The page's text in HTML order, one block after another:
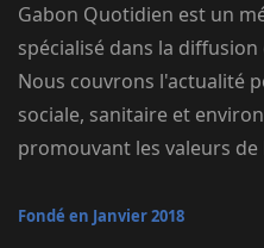
Gabon Quotidien est un
spécialisé dans la
Nous couvrons l'actualité
sociale, sanitaire et
promouvant les valeurs
Fondé en Janvier 2018